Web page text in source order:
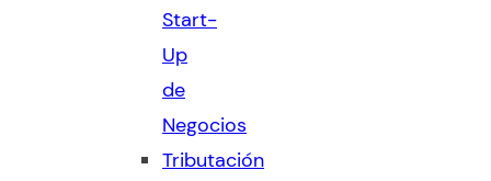
Start-
Up
de
Negocios
Tributación